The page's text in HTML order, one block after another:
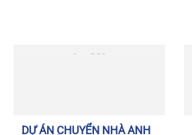
DỰ ÁN CHUYỂN NHÀ ANH